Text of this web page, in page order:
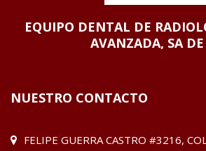
EQUIPO DENTAL DE
AVANZADA, SA
NUESTRO CONTACTO
FELIPE GUERRA CASTRO #3216,